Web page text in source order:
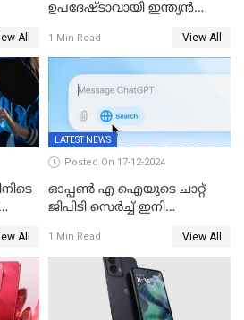
All
ഉപദേഷ്ടാവായി ഇന്ത്യൻ
1 Min Read View All
All
LATEST NEWS
Posted On 17-12-2024
ഓപ്പൺ എ ഐയുടെ ചാറ്റ്
ജിപിടി സെർച്ച് ഇനി
ഉപയോഗിക്കാം
1 Min Read View All